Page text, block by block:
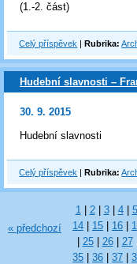
(1.-2. část)
Celý příspěvek |Rubrika:
Hudební slavnosti –
30. 9. 2015
Hudební slavnosti
Celý příspěvek |Rubrika:
« předchozí
1 2 3 4 5
14
15 16
25 26 27
35
36 37